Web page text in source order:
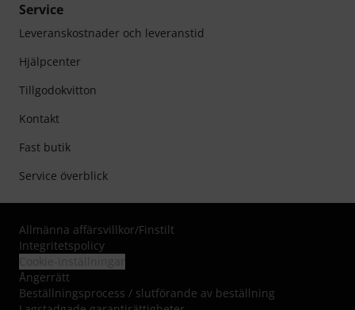
Service
Leveranskostnader och leveranstid
Hjälpcenter
Tillgodokvitton
Kontakt
Fast butik
Service överblick
Allmänna affärsvillkor/Finstilt
Integritetspolicy
Ångerrätt
Beställningsprocess / slutförande av beställning